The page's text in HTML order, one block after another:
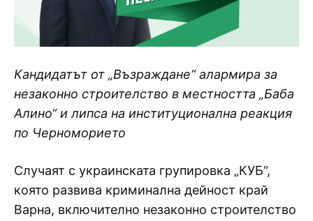
Кандидатът от „Възраждане“ алармира за
незаконно строителство в местността „Баба
Алино“ и липса на институционална реакция
по Черноморието
Случаят с украинската групировка „КУБ“,
която развива криминална дейност край
Варна, включително незаконно строителство